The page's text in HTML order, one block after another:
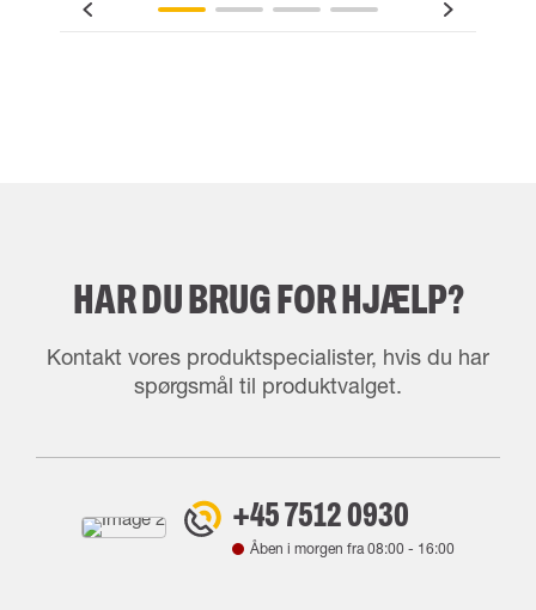
HAR DU BRUG FOR HJÆLP?
Kontakt vores produktspecialister, hvis du har
spørgsmål til produktvalget.
+45 7512 0930
Åben i morgen fra08:00 - 16:00